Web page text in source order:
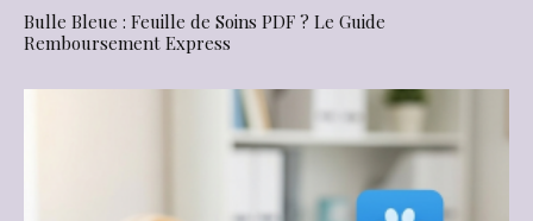
Bulle Bleue : Feuille de Soins PDF ? Le Guide
Remboursement Express